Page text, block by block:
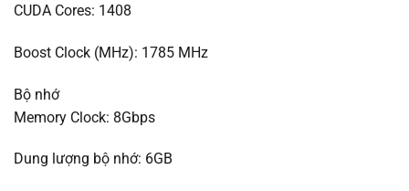
CUDA Cores: 1408
Boost Clock (MHz): 1785 MHz
Bộ nhớ
Memory Clock: 8Gbps
Dung lượng bộ nhớ: 6GB